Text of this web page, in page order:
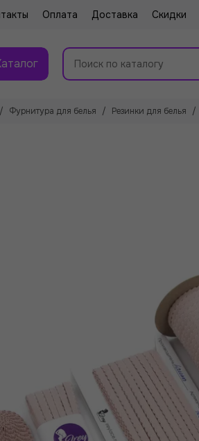
Оплата Доставка Скидки
Фурнитура для белья Резинки для белья